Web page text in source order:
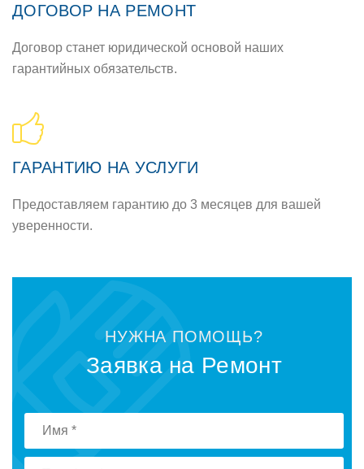
ДОГОВОР НА РЕМОНТ
Договор станет юридической основой наших
гарантийных обязательств.
ГАРАНТИЮ НА УСЛУГИ
Предоставляем гарантию до 3 месяцев для вашей
уверенности.
НУЖНА ПОМОЩЬ?
Заявка на Ремонт